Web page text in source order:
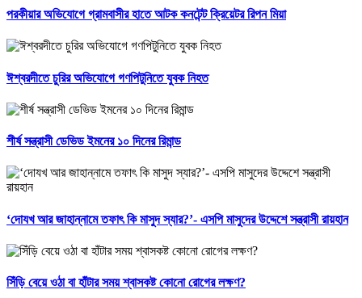
পরকীয়ার অভিযোগে গ্রামবাসীর হাতে আটক কনটেন্ট ক্রিয়েটর রিপন মিয়া
ঈশ্বরদীতে চুরির অভিযোগে গণপিটুনিতে যুবক নিহত
শীর্ষ সন্ত্রাসী ডেভিড ইমনের ১০ দিনের রিমান্ড
‘দোযখ আর জাহান্নামে তফাৎ কি মাসুদ স্যার?’- এসপি মাসুদের উদ্দেশে সন্ত্রাসী রায়হান
সিঁড়ি বেয়ে ওঠা বা হাঁটার সময় শ্বাসকষ্ট কোনো রোগের লক্ষণ?